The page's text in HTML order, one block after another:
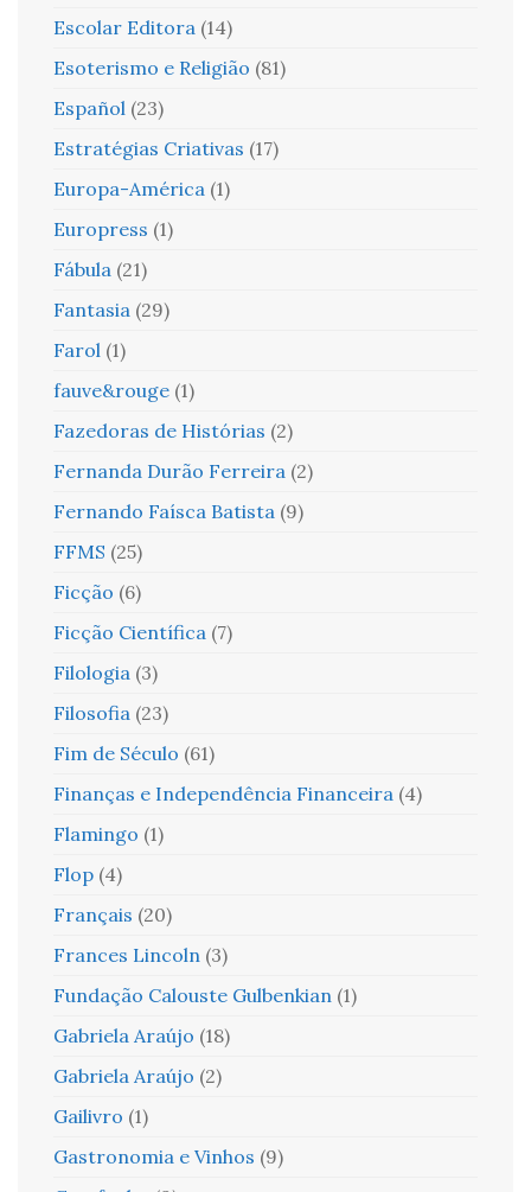
Escolar Editora (14)
Esoterismo e Religião (81)
Español (23)
Estratégias Criativas (17)
Europa-América (1)
Europress (1)
Fábula (21)
Fantasia (29)
Farol (1)
fauve&rouge (1)
Fazedoras de Histórias (2)
Fernanda Durão Ferreira (2)
Fernando Faísca Batista (9)
FFMS (25)
Ficção (6)
Ficção Científica (7)
Filologia (3)
Filosofia (23)
Fim de Século (61)
Finanças e Independência Financeira (4)
Flamingo (1)
Flop (4)
Français (20)
Frances Lincoln (3)
Fundação Calouste Gulbenkian (1)
Gabriela Araújo (18)
Gabriela Araújo (2)
Gailivro (1)
Gastronomia e Vinhos (9)